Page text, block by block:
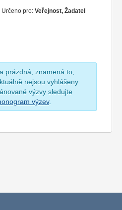
Určeno pro: Veřejnost, Žadatel
prázdná, znamená to,
nejsou vyhlášeny
výzvy sledujte
výzev.